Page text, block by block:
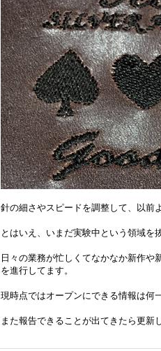
針の細さやスピードを調整して、以前
とはいえ、いまだ実験中という領域を
日々の業務が忙しくてなかなか新作
を進行してます。
現時点ではオープンにできる情報は何
また報告できることが出てきたら更新